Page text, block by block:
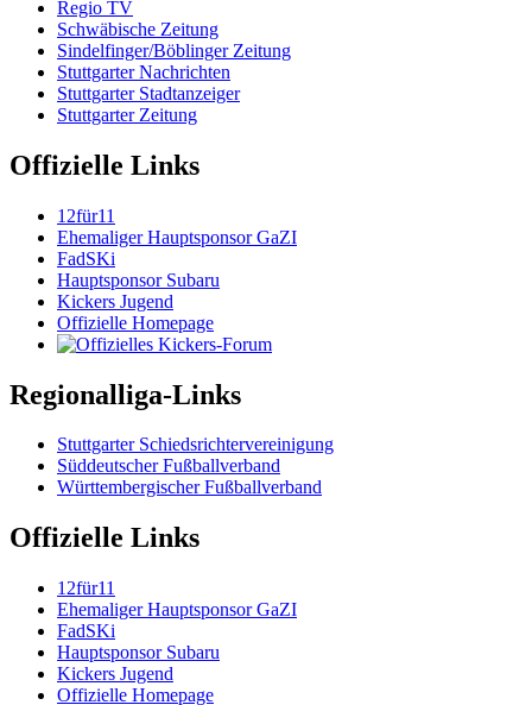
Regio TV
Schwäbische Zeitung
Sindelfinger/Böblinger Zeitung
Stuttgarter Nachrichten
Stuttgarter Stadtanzeiger
Stuttgarter Zeitung
Offizielle Links
12für11
Ehemaliger Hauptsponsor GaZI
FadSKi
Hauptsponsor Subaru
Kickers Jugend
Offizielle Homepage
Regionalliga-Links
Stuttgarter Schiedsrichtervereinigung
Süddeutscher Fußballverband
Württembergischer Fußballverband
Offizielle Links
12für11
Ehemaliger Hauptsponsor GaZI
FadSKi
Hauptsponsor Subaru
Kickers Jugend
Offizielle Homepage